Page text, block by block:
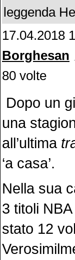
leggenda
17.04.2018
Borghesan
80 volte
Dopo un
una
all’ultima
‘a casa’.
Nella sua
3 titoli
stato 12